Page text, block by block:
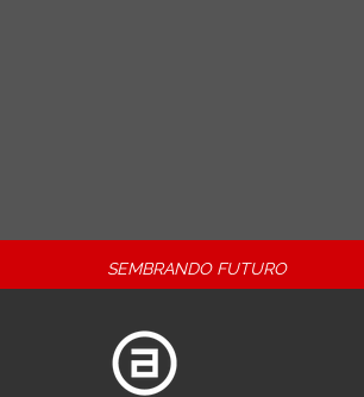
SEMBRANDO FUTURO